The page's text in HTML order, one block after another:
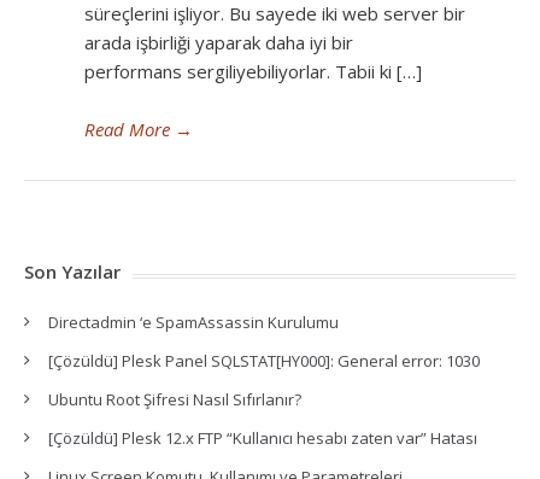
süreçlerini işliyor. Bu sayede iki web server bir
arada işbirliği yaparak daha iyi bir
performans sergiliyebiliyorlar. Tabii ki […]
Read More →
Son Yazılar
Directadmin ‘e SpamAssassin Kurulumu
[Çözüldü] Plesk Panel SQLSTAT[HY000]: General error: 1030
Ubuntu Root Şifresi Nasıl Sıfırlanır?
[Çözüldü] Plesk 12.x FTP “Kullanıcı hesabı zaten var” Hatası